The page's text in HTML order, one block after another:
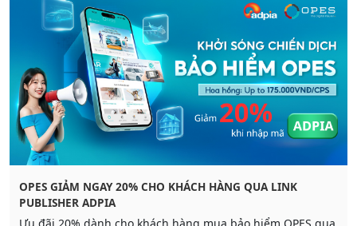
OPES GIẢM NGAY 20% CHO KHÁCH HÀNG QUA LINK
PUBLISHER ADPIA